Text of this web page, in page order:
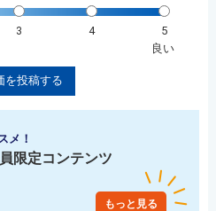
3 4
5
良い
を投稿する
メ！
限定コンテンツ
もっと見る